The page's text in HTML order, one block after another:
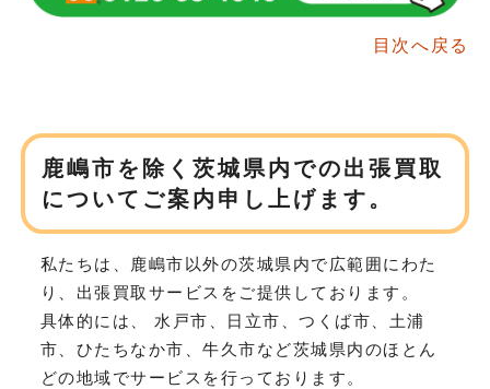
目次へ戻る
鹿嶋市を除く茨城県内での出張買取
について ご案内申し上げます。
私たちは、鹿嶋市以外の茨城県内で広範囲にわた
り、 出張買取サービスをご提供しております。
具体的には、 水戸市、日立市、つくば市、土浦
市、ひたちなか市、牛久市など茨城県内のほとん
どの地域でサービスを行っております。